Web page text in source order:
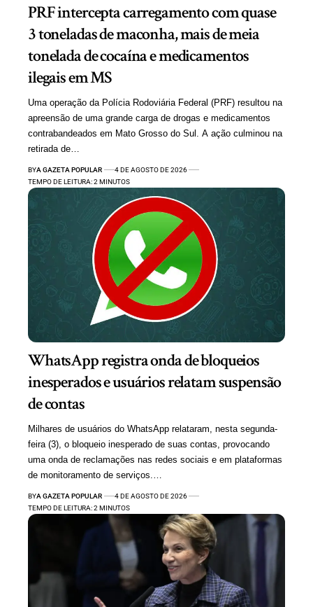
PRF intercepta carregamento com quase
3 toneladas de maconha, mais de meia
tonelada de cocaína e medicamentos
ilegais em MS
Uma operação da Polícia Rodoviária Federal (PRF) resultou na
apreensão de uma grande carga de drogas e medicamentos
contrabandeados em Mato Grosso do Sul. A ação culminou na
retirada de…
BYA GAZETA POPULAR
4 DE AGOSTO DE 2026
TEMPO DE LEITURA: 2 MINUTOS
WhatsApp registra onda de bloqueios
inesperados e usuários relatam suspensão
de contas
Milhares de usuários do WhatsApp relataram, nesta segunda-
feira (3), o bloqueio inesperado de suas contas, provocando
uma onda de reclamações nas redes sociais e em plataformas
de monitoramento de serviços.…
BYA GAZETA POPULAR
4 DE AGOSTO DE 2026
TEMPO DE LEITURA: 2 MINUTOS